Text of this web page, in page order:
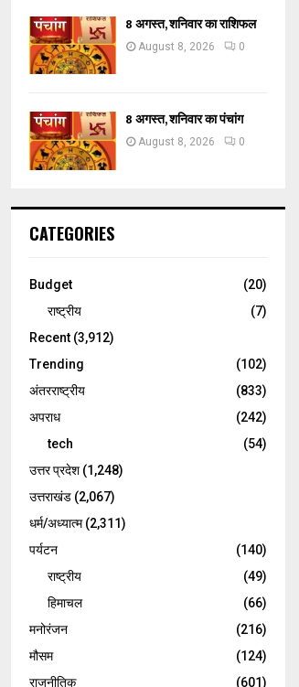
8 अगस्त, शनिवार का राशिफल
August 8, 2026 0
8 अगस्त, शनिवार का पंचांग
August 8, 2026 0
CATEGORIES
Budget
(20)
राष्ट्रीय
(7)
Recent (3,912)
Trending
(102)
अंतरराष्ट्रीय
(833)
अपराध
(242)
tech
(54)
उत्तर प्रदेश(1,248)
उत्तराखंड (2,067)
धर्म/अध्यात्म(2,311)
पर्यटन
(140)
राष्ट्रीय
(49)
हिमाचल
(66)
मनोरंजन
(216)
मौसम
(124)
राजनीतिक
(601)